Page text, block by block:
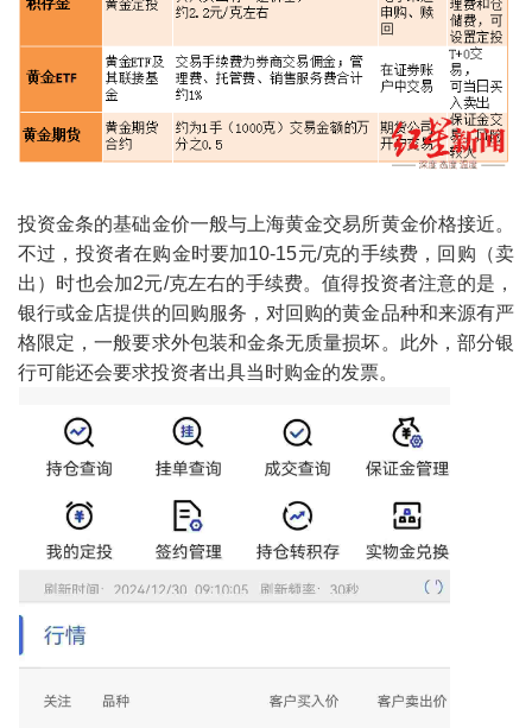
投资金条的基础金价一般与上海黄金交易所黄金价格接近。
不过，投资者在购金时要加10-15元/克的手续费，回购（卖
出）时也会加2元/克左右的手续费。值得投资者注意的是，
银行或金店提供的回购服务，对回购的黄金品种和来源有严
格限定，一般要求外包装和金条无质量损坏。此外，部分银
行可能还会要求投资者出具当时购金的发票。